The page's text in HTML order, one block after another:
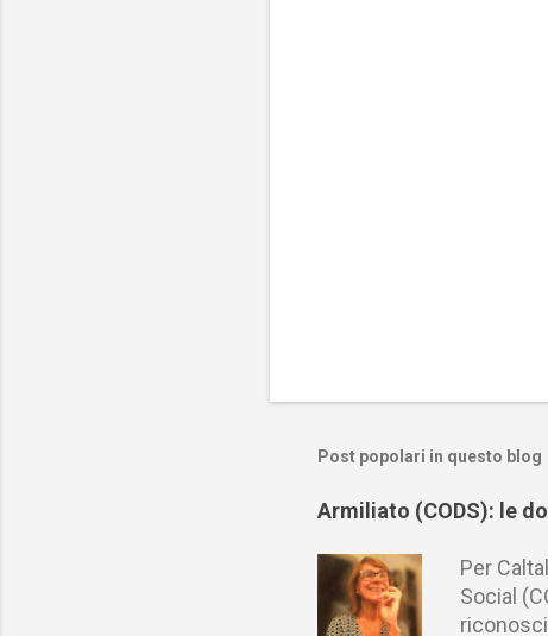
Post popolari in questo blog
Armiliato (CODS): le
Per
Social